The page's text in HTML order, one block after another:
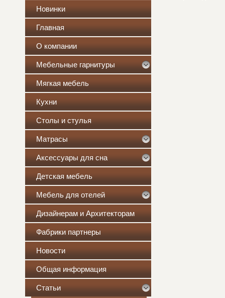
Новинки
Главная
О компании
Мебельные гарнитуры
Мягкая мебель
Кухни
Столы и стулья
Матрасы
Аксессуары для сна
Детская мебель
Мебель для отелей
Дизайнерам и Архитекторам
Фабрики партнеры
Новости
Общая информация
Статьи